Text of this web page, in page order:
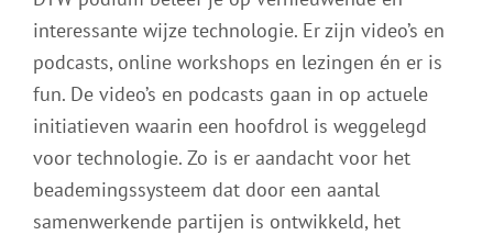
interessante wijze technologie. Er zijn video’s en
podcasts, online workshops en lezingen én er is
fun. De video’s en podcasts gaan in op actuele
initiatieven waarin een hoofdrol is weggelegd
voor technologie. Zo is er aandacht voor het
beademingssysteem dat door een aantal
samenwerkende partijen is ontwikkeld, het